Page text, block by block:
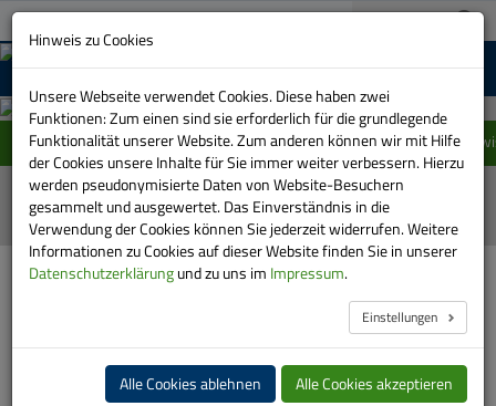
03733 151-0 A+
MENU
Einschränkung im Linienverlauf der Linie 415
HOME SERVICE ANFRAGEN FUNDSACHEN
Ihre Anfrage an uns
Wir bitten um Verständnis, dass Anfragen nur wochentags
Hinweis zu Cookies
Unsere Webseite verwendet Cookies. Diese haben zwei
Funktionen: Zum einen sind sie erforderlich für die grundlegende
Funktionalität unserer Website. Zum anderen können wir mit Hilfe
der Cookies unsere Inhalte für Sie immer weiter verbessern. Hierzu
werden pseudonymisierte Daten von Website-Besuchern
gesammelt und ausgewertet. Das Einverständnis in die
Verwendung der Cookies können Sie jederzeit widerrufen. Weitere
Informationen zu Cookies auf dieser Website finden Sie in unserer
Datenschutzerklärungund zu uns im Impressum.
Einstellungen
Alle Cookies ablehnen Alle Cookies akzeptieren